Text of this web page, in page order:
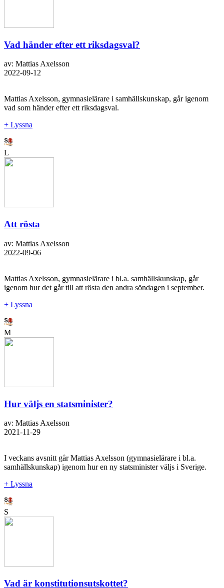
Vad händer efter ett riksdagsval?
av: Mattias Axelsson
2022-09-12
Mattias Axelsson, gymnasielärare i samhällskunskap, går igenom
vad som händer efter ett riksdagsval.
+ Lyssna
L
Att rösta
av: Mattias Axelsson
2022-09-06
Mattias Axelsson, gymnasielärare i bl.a. samhällskunskap, går
igenom hur det går till att rösta den andra söndagen i september.
+ Lyssna
M
Hur väljs en statsminister?
av: Mattias Axelsson
2021-11-29
I veckans avsnitt går Mattias Axelsson (gymnasielärare i bl.a.
samhällskunskap) igenom hur en ny statsminister väljs i Sverige.
+ Lyssna
S
Vad är konstitutionsutskottet?